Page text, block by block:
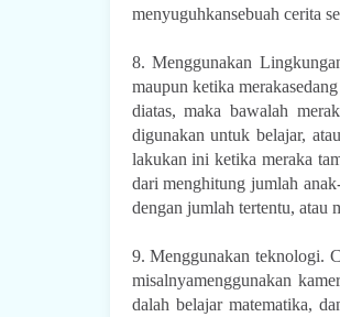
menyuguhkansebuah cerita
8. Menggunakan
maupun ketika
diatas, maka bawalah
digunakan untuk belajar,
lakukan ini ketika meraka
dari menghitung jumlah
dengan jumlah tertentu, atau
9. Menggunakan teknologi.
misalnyamenggunakan
dalah belajar matematika,